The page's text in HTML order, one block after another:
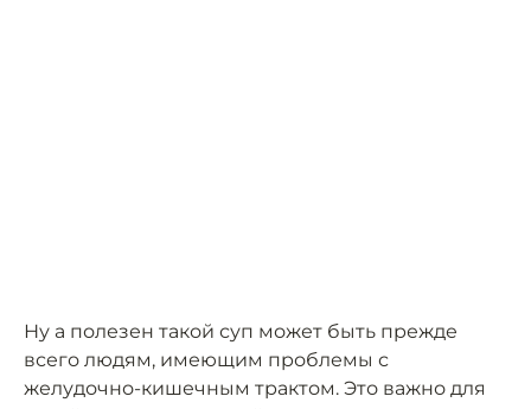
Ну а полезен такой суп может быть прежде
всего людям, имеющим проблемы с
желудочно-кишечным трактом. Это важно для